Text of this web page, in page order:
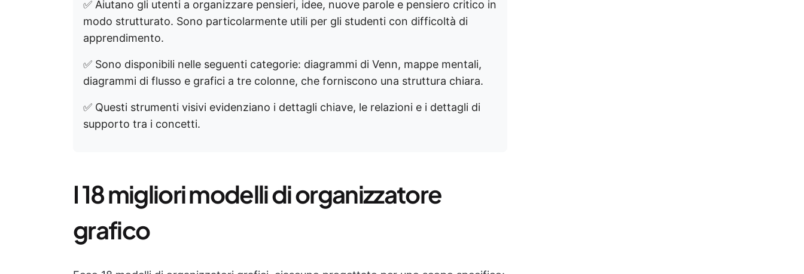
✅ Aiutano gli utenti a organizzare pensieri, idee, nuove parole e pensiero critico in
modo strutturato. Sono particolarmente utili per gli studenti con difficoltà di
apprendimento.
✅ Sono disponibili nelle seguenti categorie: diagrammi di Venn, mappe mentali,
diagrammi di flusso e grafici a tre colonne, che forniscono una struttura chiara.
✅ Questi strumenti visivi evidenziano i dettagli chiave, le relazioni e i dettagli di
supporto tra i concetti.
I 18 migliori modelli di organizzatore
grafico